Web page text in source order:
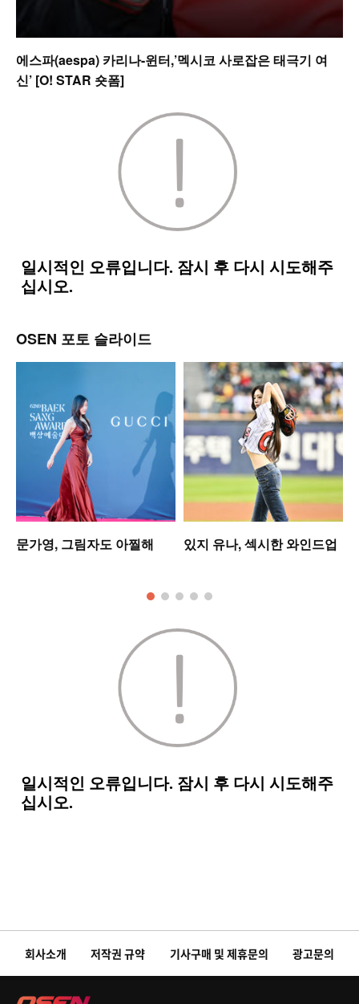
에스파(aespa) 카리나-윈터,’멕시코 사로잡은 태극기 여
신’ [O! STAR 숏폼]
OSEN 포토 슬라이드
문가영, 그림자도 아찔해 있지 유나, 섹시한 와인드업
회사소개 저작권 규약 기사구매 및 제휴문의 광고문의